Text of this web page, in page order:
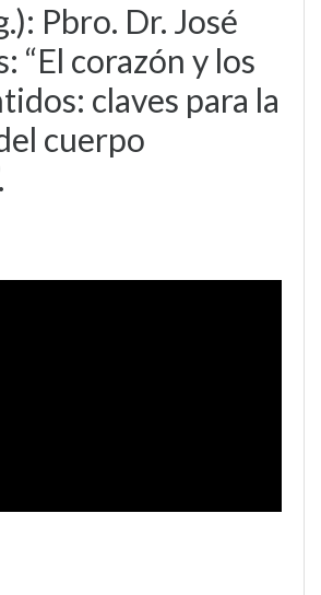
Pbro. Dr. José
“El corazón y los
claves para la
cuerpo